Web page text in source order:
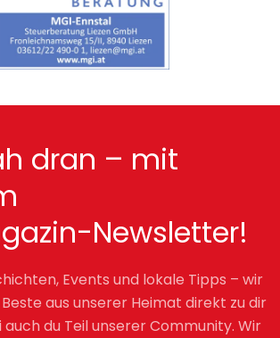
dran – mit
Newsletter!
Events und lokale Tipps – wir
aus unserer Heimat direkt zu dir
auch du Teil unserer Community. Wir